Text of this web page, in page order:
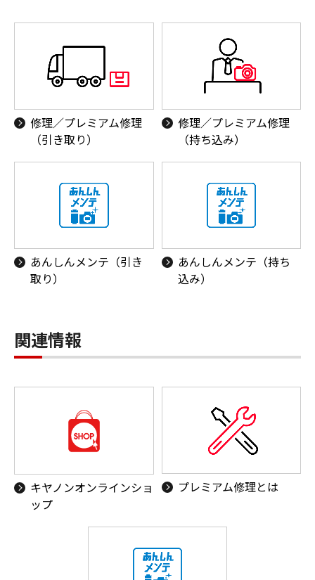
修理／プレミアム修理
（引き取り）
修理／プレミアム修理
（持ち込み）
あんしんメンテ（引き
取り）
あんしんメンテ（持ち
込み）
関連情報
キヤノンオンラインショ
ップ
プレミアム修理とは